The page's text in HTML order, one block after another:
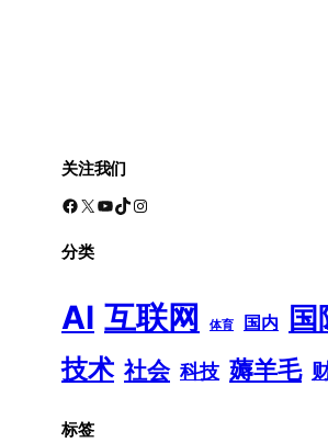
关注我们
Facebook X YouTube TikTok Instagram
分类
AI 互联网 体育 国内 国
技术 社会 科技 薅羊毛
标签